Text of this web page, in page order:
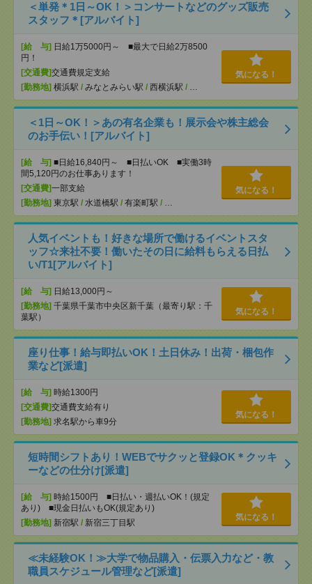
＜単発＊1日～OK！＞コンサートなどのグッズ販売
スタッフ＊[アルバイト]
[給 与] 日給1万5000円～ ■最大で日給2万8500
円！
[交通費]交通費規定支給
[勤務地] 横浜駅 / みなとみらい駅 / 西横浜駅 / …
気になる！
＜1日～OK！＞あの有名企業も！展示会や株主総会
のお手伝い！[アルバイト]
[給 与] ■日給16,840円～ ■日払いOK ■実働3時
間5,120円のお仕事あります！
[交通費]一部支給
[勤務地] 東京駅 / 水道橋駅 / 有楽町駅 / …
気になる！
人気イベントも！好きな場所で働けるイベントスタ
ッフ☆来社不要！働いたその日に給料もらえる日払
い/T1[アルバイト]
[給 与] 日給13,000円～
[勤務地] 千葉県千葉市中央区新千葉（最寄り駅：千
葉駅）
気になる！
座り仕事！給与即払いOK！土日休み！出荷・梱包作
業など[派遣]
[給 与] 時給1300円
[交通費]交通費支給有り
[勤務地] 求名駅から車9分
気になる！
短時間シフトあり！WEBでサクッと登録OK＊クッキ
ーなどの仕分け[派遣]
[給 与] 時給1500円 ■日払い・週払いOK！(規定
あり) ■現金日払いもOK(規定あり)
[勤務地] 新宿駅 / 新宿三丁目駅
気になる！
≪未経験OK！≫大学で物品購入・伝票入力など・教
職員スケジュール管理など[派遣]